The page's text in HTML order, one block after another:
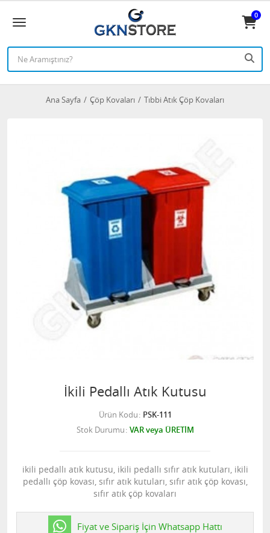
0
Ana Sayfa Çöp Kovaları Tıbbi Atık Çöp Kovaları
İkili Pedallı Atık Kutusu
Ürün Kodu PSK-111
Stok Durumu VAR veya ÜRETİM
ikili pedallı atık kutusu, ikili pedallı sıfır atık kutuları, ikili
pedallı çöp kovası, sıfır atık kutuları, sıfır atık çöp kovası,
sıfır atık çöp kovaları
Fiyat ve Sipariş İçin Whatsapp Hattı